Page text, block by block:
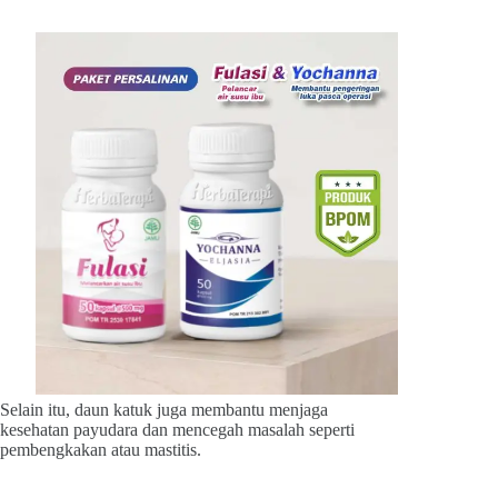
Selain itu, daun katuk juga membantu menjaga
kesehatan payudara dan mencegah masalah seperti
pembengkakan atau mastitis.